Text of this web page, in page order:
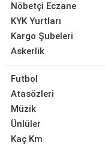
Nöbetçi Eczane
KYK Yurtları
Kargo Şubeleri
Askerlik
Futbol
Atasözleri
Müzik
Ünlüler
Kaç Km